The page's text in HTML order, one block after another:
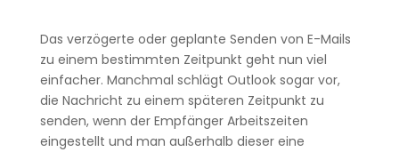
Das verzögerte oder geplante Senden von E-Mails
zu einem bestimmten Zeitpunkt geht nun viel
einfacher. Manchmal schlägt Outlook sogar vor,
die Nachricht zu einem späteren Zeitpunkt zu
senden, wenn der Empfänger Arbeitszeiten
eingestellt und man außerhalb dieser eine